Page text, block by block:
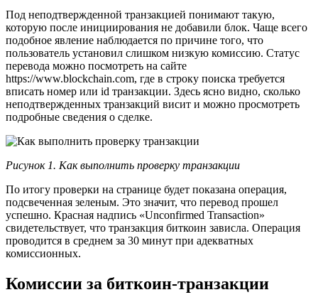
Под неподтвержденной транзакцией понимают такую,
которую после инициирования не добавили блок. Чаще всего
подобное явление наблюдается по причине того, что
пользователь установил слишком низкую комиссию. Статус
перевода можно посмотреть на сайте
https://www.blockchain.com, где в строку поиска требуется
вписать номер или id транзакции. Здесь ясно видно, сколько
неподтвержденных транзакций висит и можно просмотреть
подробные сведения о сделке.
Рисунок 1. Как выполнить проверку транзакции
По итогу проверки на странице будет показана операция,
подсвеченная зеленым. Это значит, что перевод прошел
успешно. Красная надпись «Unconfirmed Transaction»
свидетельствует, что транзакция биткоин зависла. Операция
проводится в среднем за 30 минут при адекватных
комиссионных.
Комиссии за биткоин-транзакции